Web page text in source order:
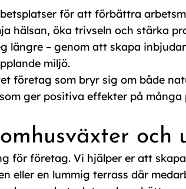
för att förbättra
hälsan, öka trivseln och stärka
– genom att skapa
miljö.
företag som bryr sig om både
ger positiva effekter på många
och
för företag. Vi hjälper er att
eller en lummig terrass där